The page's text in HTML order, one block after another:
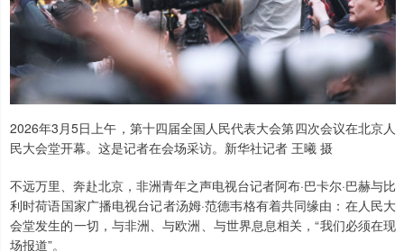
2026年3月5日上午，第十四届全国人民代表大会第四次会议在北京人
民大会堂开幕。这是记者在会场采访。新华社记者 王曦 摄
不远万里、奔赴北京，非洲青年之声电视台记者阿布·巴卡尔·巴赫与比
利时荷语国家广播电视台记者汤姆·范德韦格有着共同缘由：在人民大
会堂发生的一切，与非洲、与欧洲、与世界息息相关，“我们必须在现
场报道”。